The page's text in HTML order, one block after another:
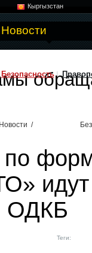
Кыргызстан
Новости
Безопасность
Новости /
ОДКБ
Теги: